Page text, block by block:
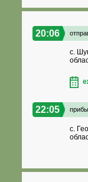
20:06
с.
22:05
с.